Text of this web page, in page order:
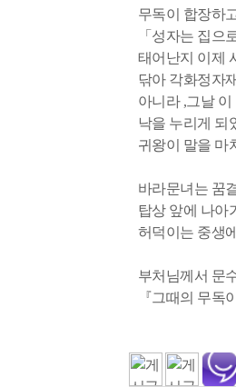
무독이 합장하
「성자는 집으
태어난지 이제
닦아 각화정자
아니라 ,그날
낙을 누리게 되
귀왕이 말을 마
바라문녀는 꿈
탑상 앞에 나아
허덕이는 중생
부처님께서 문
『그때의 무독